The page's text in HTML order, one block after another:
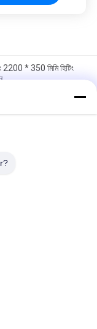
2200 * 350 মিমি হিটিং
* 300 মিমি গরম বায়ু
2200*350 মিমি